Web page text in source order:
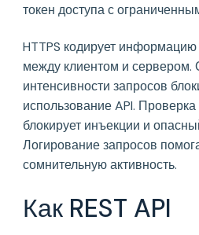
токен доступа с
HTTPS кодирует
между клиентом и сервером.
интенсивности запросов
использование API.
блокирует инъекции и
Логирование запросов
сомнительную активность.
Как REST API